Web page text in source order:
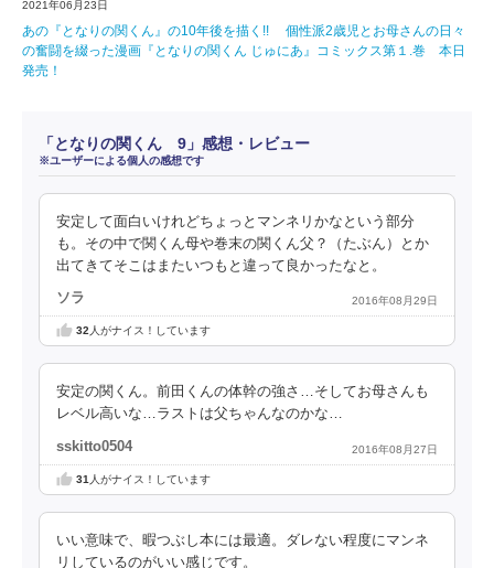
2021年06月23日
あの『となりの関くん』の10年後を描く!! 個性派2歳児とお母さんの日々
の奮闘を綴った漫画『となりの関くん じゅにあ』コミックス第１.巻 本日
発売！
「となりの関くん 9」感想・レビュー
※ユーザーによる個人の感想です
安定して面白いけれどちょっとマンネリかなという部分
も。その中で関くん母や巻末の関くん父？（たぶん）とか
出てきてそこはまたいつもと違って良かったなと。
ソラ 2016年08月29日
32人がナイス！しています
安定の関くん。前田くんの体幹の強さ…そしてお母さんも
レベル高いな…ラストは父ちゃんなのかな…
sskitto0504 2016年08月27日
31 人がナイス！しています
いい意味で、暇つぶし本には最適。ダレない程度にマンネ
リしているのがいい感じです。